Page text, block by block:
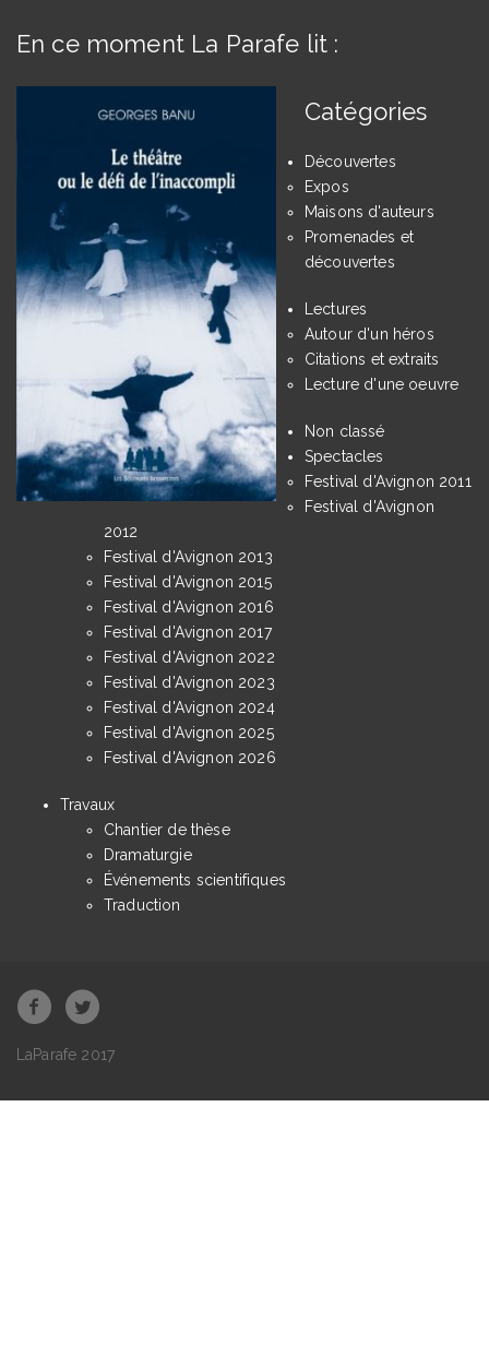
En ce moment La Parafe lit :
Catégories
Découvertes
Expos
Maisons d'auteurs
Promenades et
découvertes
Lectures
Autour d'un héros
Citations et extraits
Lecture d'une oeuvre
Non classé
Spectacles
Festival d'Avignon 2011
Festival d'Avignon
2012
Festival d'Avignon 2013
Festival d'Avignon 2015
Festival d'Avignon 2016
Festival d'Avignon 2017
Festival d'Avignon 2022
Festival d'Avignon 2023
Festival d'Avignon 2024
Festival d'Avignon 2025
Festival d'Avignon 2026
Travaux
Chantier de thèse
Dramaturgie
Événements scientifiques
Traduction
LaParafe 2017